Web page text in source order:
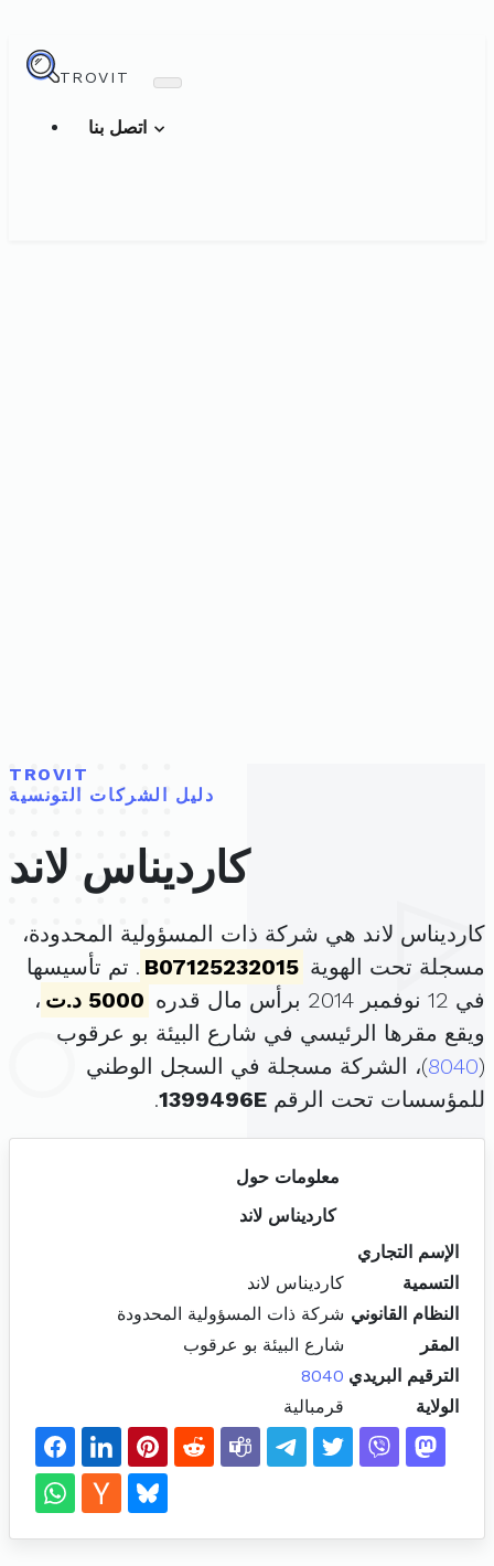
TROVIT
TROVIT
دليل الشركات التونسية
كارديناس لاند
كارديناس لاند هي شركة ذات المسؤولية المحدودة،
مسجلة تحت الهوية B07125232015 . تم تأسيسها
في 12 نوفمبر 2014 برأس مال قدره
5000 د.ت
،
ويقع مقرها الرئيسي في شارع البيئة بو عرقوب
(
8040)، الشركة مسجلة في السجل الوطني
للمؤسسات تحت الرقم 1399496E
.
معلومات حول
كارديناس لاند
الإسم التجاري
التسمية
كارديناس لاند
النظام القانوني شركة ذات المسؤولية المحدودة
المقر
شارع البيئة بو عرقوب
الترقيم البريدي 8040
الولاية
قرمبالية